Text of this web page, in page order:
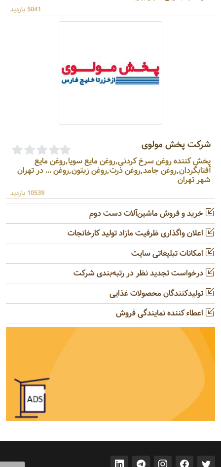
5041 بازدید
شرکت پخش مولوی
پخش کننده روغن سرخ کردنی,روغن مایع سویا,روغن مایع
آفتابگردان,روغن جامد,روغن ذرت,روغن زیتون,روغن ... در تهران
شهر تهران
10539 بازدید
خرید و فروش ماشین‌آلات دست دوم
اعلان واگذاری ظرفیت مازاد تولید کارخانجات
امکانات تبلیغاتی سایت
درخواست تجدید نظر در رتبه‌بندی شرکت
تولیدکنندگان محصولات غذایی
اعطاء کننده نمایندگی فروش